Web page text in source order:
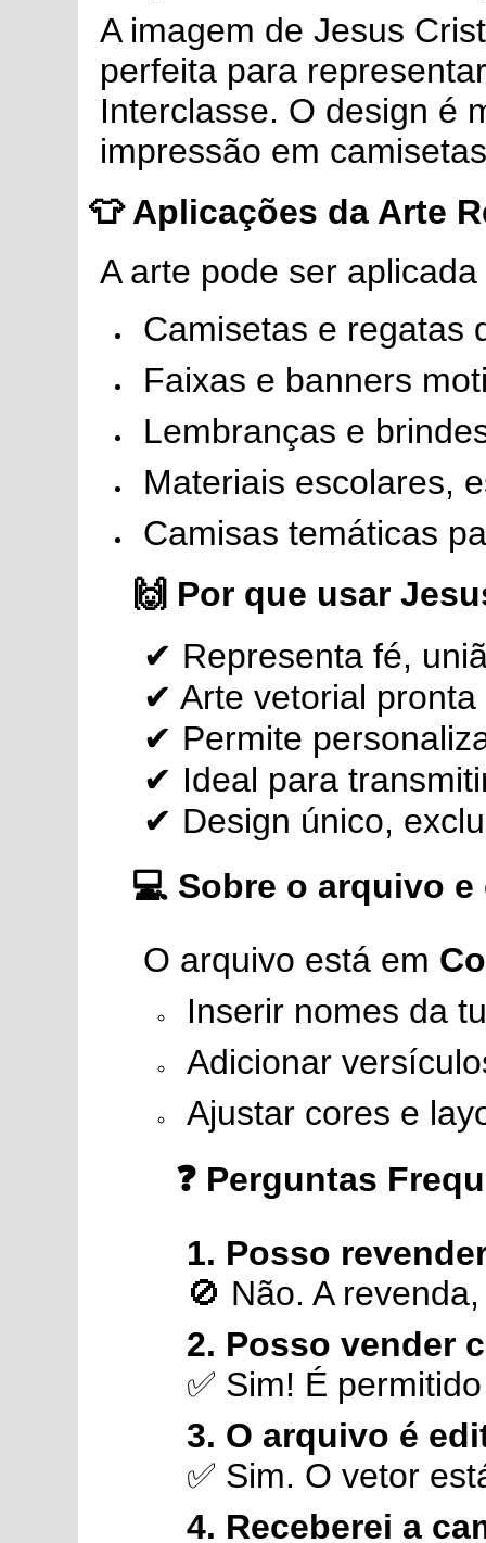
A imagem de Jesus
perfeita para
Interclasse. O design é
impressão em
👕Aplicações da Arte
A arte pode ser
Camisetas e regatas
Faixas e banners
Lembranças e
Materiais escolares,
Camisas temáticas
🙌 Por que usar
✔ Representa fé,
✔ Arte vetorial
✔ Permite
✔ Ideal para
✔ Design único,
💻 Sobre o arquivo e
O arquivo está em
Inserir nomes da
Adicionar
Ajustar cores e
❓ Perguntas
1. Posso
🚫 Não. A
2. Posso vender
✅ Sim! É
3. O arquivo é
✅ Sim. O vetor
4. Receberei a